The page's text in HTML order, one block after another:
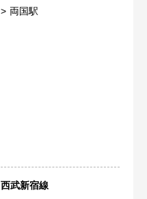
両国駅
西武新宿線